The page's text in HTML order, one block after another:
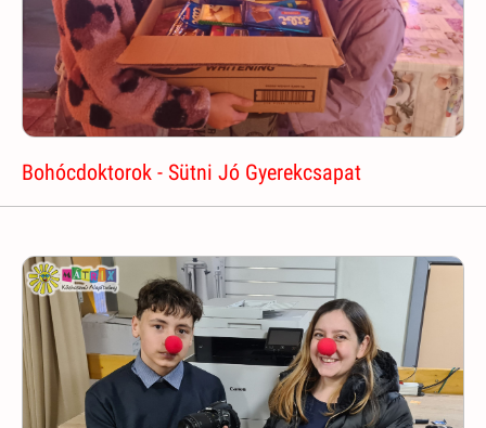
Bohócdoktorok - Sütni Jó Gyerekcsapat